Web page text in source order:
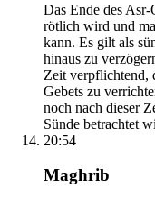
Das Ende des
rötlich wird und
kann. Es gilt als
hinaus zu
Zeit verpflichtend,
Gebets zu
noch nach dieser
Sünde betrachtet
20:54
Maghrib